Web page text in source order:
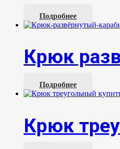
Подробнее
Крюк
Подробнее
Крюк